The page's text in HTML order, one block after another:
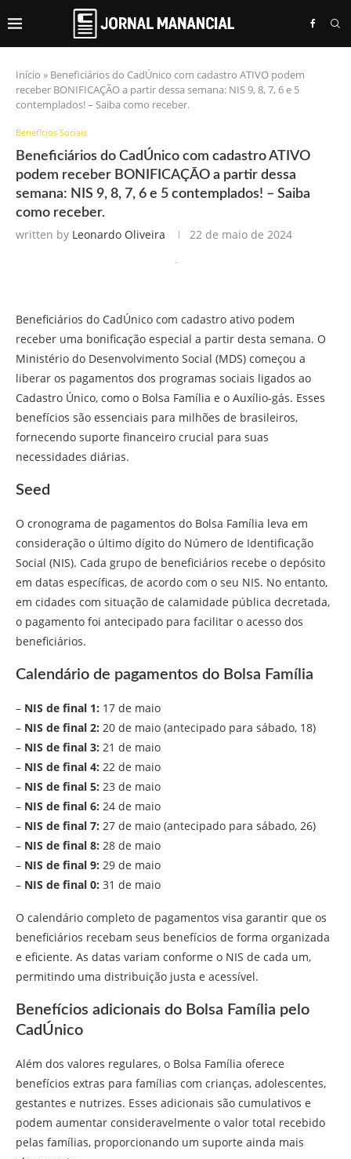
Início » Beneficiários do CadÚnico com cadastro ATIVO podem
receber BONIFICAÇÃO a partir dessa semana: NIS 9, 8, 7, 6 e 5
contemplados! – Saiba como receber.
Benefícios Sociais
Beneficiários do CadÚnico com cadastro ATIVO
podem receber BONIFICAÇÃO a partir dessa
semana: NIS 9, 8, 7, 6 e 5 contemplados! – Saiba
como receber.
written by Leonardo Oliveira 22 de maio de 2024
Beneficiários do CadÚnico com cadastro ativo podem
receber uma bonificação especial a partir desta semana. O
Ministério do Desenvolvimento Social (MDS) começou a
liberar os pagamentos dos programas sociais ligados ao
Cadastro Único, como o Bolsa Família e o Auxílio-gás. Esses
benefícios são essenciais para milhões de brasileiros,
fornecendo suporte financeiro crucial para suas
necessidades diárias.
Seed
O cronograma de pagamentos do Bolsa Família leva em
consideração o último dígito do Número de Identificação
Social (NIS). Cada grupo de beneficiários recebe o depósito
em datas específicas, de acordo com o seu NIS. No entanto,
em cidades com situação de calamidade pública decretada,
o pagamento foi antecipado para facilitar o acesso dos
beneficiários.
Calendário de pagamentos do Bolsa Família
– NIS de final 1: 17 de maio
– NIS de final 2: 20 de maio (antecipado para sábado, 18)
– NIS de final 3: 21 de maio
– NIS de final 4: 22 de maio
– NIS de final 5: 23 de maio
– NIS de final 6: 24 de maio
– NIS de final 7: 27 de maio (antecipado para sábado, 26)
– NIS de final 8: 28 de maio
– NIS de final 9: 29 de maio
– NIS de final 0: 31 de maio
O calendário completo de pagamentos visa garantir que os
beneficiários recebam seus benefícios de forma organizada
e eficiente. As datas variam conforme o NIS de cada um,
permitindo uma distribuição justa e acessível.
Benefícios adicionais do Bolsa Família pelo
CadÚnico
Além dos valores regulares, o Bolsa Família oferece
benefícios extras para famílias com crianças, adolescentes,
gestantes e nutrizes. Esses adicionais são cumulativos e
podem aumentar consideravelmente o valor total recebido
pelas famílias, proporcionando um suporte ainda mais